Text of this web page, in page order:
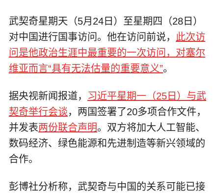
武契奇星期天（5月24日）至星期四（28日）
对中国进行国事访问。他在访问前说， 此次访
问是他政治生涯中最重要的一次访问，对塞尔
维亚而言“具有无法估量的重要意义”。
据央视新闻报道， 习近平星期一（25日）与武
契奇举行会谈，两国签署了20多项合作文件，
并发表两份联合声明。双方将加大人工智能、
数码经济、绿色能源和先进制造等新兴领域的
合作。
彭博社分析称，武契奇与中国的关系可能已接